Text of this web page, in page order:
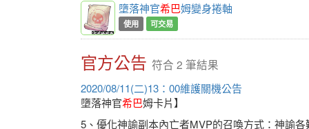
墮落神官希巴姆變身捲軸
使用 可交易
官方公告 符合 2 筆結果
2020/08/11(二)13：00維護關機公告
墮落神官希巴姆卡片】
5、優化神諭副本內亡者MVP的召喚方式：神諭